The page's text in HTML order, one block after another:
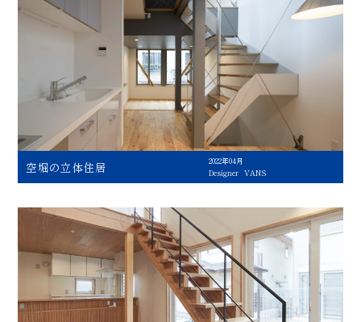
空堀の立体住居
2022年04月
Designer VANS